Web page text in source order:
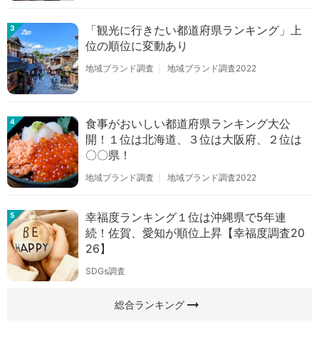
3
「観光に行きたい都道府県ランキング」上
位の順位に変動あり
地域ブランド調査 地域ブランド調査2022
4
食事がおいしい都道府県ランキング大公
開！１位は北海道、３位は大阪府、２位は
〇〇県！
地域ブランド調査 地域ブランド調査2022
5
幸福度ランキング１位は沖縄県で5年連
続！佐賀、愛知が順位上昇【幸福度調査20
26】
SDGs調査
総合ランキングarrow_right_alt